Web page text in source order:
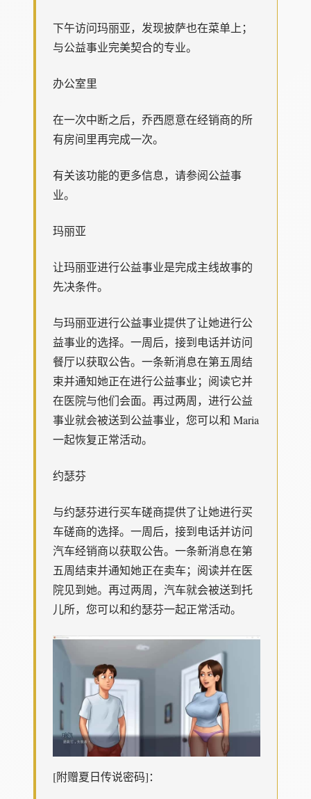
下午访问玛丽亚，发现披萨也在菜单上；
与公益事业完美契合的专业。
办公室里
在一次中断之后，乔西愿意在经销商的所
有房间里再完成一次。
有关该功能的更多信息，请参阅公益事
业。
玛丽亚
让玛丽亚进行公益事业是完成主线故事的
先决条件。
与玛丽亚进行公益事业提供了让她进行公
益事业的选择。一周后，接到电话并访问
餐厅以获取公告。一条新消息在第五周结
束并通知她正在进行公益事业；阅读它并
在医院与他们会面。再过两周，进行公益
事业就会被送到公益事业，您可以和 Maria
一起恢复正常活动。
约瑟芬
与约瑟芬进行买车磋商提供了让她进行买
车磋商的选择。一周后，接到电话并访问
汽车经销商以获取公告。一条新消息在第
五周结束并通知她正在卖车；阅读并在医
院见到她。再过两周，汽车就会被送到托
儿所，您可以和约瑟芬一起正常活动。
[附赠夏日传说密码]：